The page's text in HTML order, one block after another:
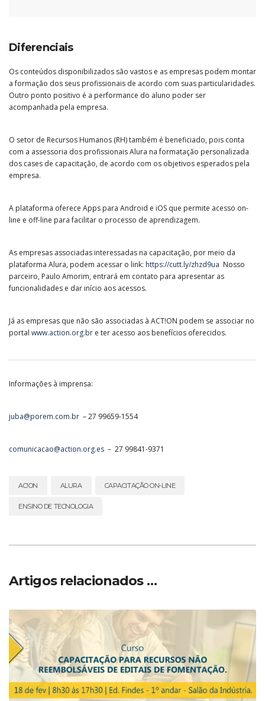
Diferenciais
Os conteúdos disponibilizados são vastos e as empresas podem montar
a formação dos seus profissionais de acordo com suas particularidades.
Outro ponto positivo é a performance do aluno poder ser
acompanhada pela empresa.
O setor de Recursos Humanos (RH) também é beneficiado, pois conta
com a assessoria dos profissionais Alura na formatação personalizada
dos cases de capacitação, de acordo com os objetivos esperados pela
empresa.
A plataforma oferece Apps para Android e iOS que permite acesso on-
line e off-line para facilitar o processo de aprendizagem.
As empresas associadas interessadas na capacitação, por meio da
plataforma Alura, podem acessar o link: https://cutt.ly/zhzd9ua Nosso
parceiro, Paulo Amorim, entrará em contato para apresentar as
funcionalidades e dar início aos acessos.
Já as empresas que não são associadas à ACT!ON podem se associar no
portal www.action.org.br e ter acesso aos benefícios oferecidos.
Informações à imprensa:
juba@porem.com.br – 27 99659-1554
comunicacao@action.org.es – 27 99841-9371
AC!ON ALURA CAPACITAÇÃO ON-LINE
ENSINO DE TECNOLOGIA
Artigos relacionados …